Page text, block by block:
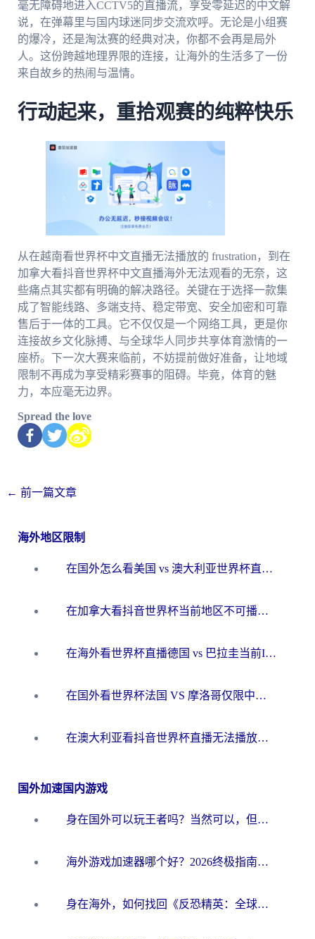
毫无障碍地进入CCTV5的直播流，享受零延迟的中文解
说，在弹幕里与国内球迷同步交流欢呼。无论是小组赛
的爆冷，还是淘汰赛的经典对决，你都不会再是局外
人。这份跨越地理界限的连接，让海外的生活多了一份
来自故乡的热闹与温情。
行动起来，重拾观赛的纯粹快乐
从在越南看世界杯中文直播无法播放的 frustration，到在
加拿大看抖音世界杯中文直播海外无法观看的无奈，这
些痛点其实都有明确的解决路径。关键在于选择一款集
成了智能线路、多端支持、稳定带宽、安全加密和可靠
售后于一体的工具。它不仅仅是一个网络工具，更是你
连接故乡文化脉搏、与全球华人同步共享体育激情的一
座桥。下一次大赛来临前，不妨提前做好准备，让地域
限制不再成为享受精彩赛事的阻碍。毕竟，体育的魅
力，本应毫无边界。
Spread the love
← 前一篇文章
海外地区限制
在国外怎么看美国 vs 澳大利亚世界杯直播？海外党必藏的中文解说观赛指南
在加拿大看抖音世界杯当前地区不可播放？海外党体育观赛终极指南
在海外看世界杯直播德国 vs 巴拉圭当前IP受限制？这篇指南帮你轻松解决地区限制
在国外看世界杯法国 VS 摩洛哥仅限中国大陆？别让地域限制拦下你的欢呼
在澳大利亚看抖音世界杯直播无法播放？海外党体育观赛终极指南来了！
国外加速国内游戏
身在国外可以玩王者吗？当然可以，但你需要这份“加速”指南
海外游戏加速器哪个好？2026终极指南帮你畅玩国服+解决卡顿难题
身在海外，如何找回《反恐精英：全球攻势》国服的丝滑手感？一份给你的终极指南